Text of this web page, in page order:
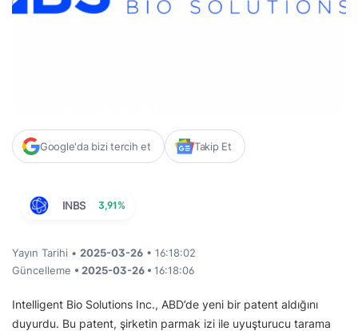
Google'da bizi tercih et Takip Et
INBS 3,91%
Yayın Tarihi • 2025-03-26 • 16:18:02
Güncelleme • 2025-03-26 • 16:18:06
Intelligent Bio Solutions Inc., ABD’de yeni bir patent aldığını
duyurdu. Bu patent, şirketin parmak izi ile uyuşturucu tarama